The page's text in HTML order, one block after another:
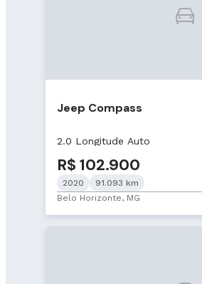
Jeep Compass
2.0 Longitude Auto
R$ 102.900
2020
91.093 km
Belo Horizonte, MG